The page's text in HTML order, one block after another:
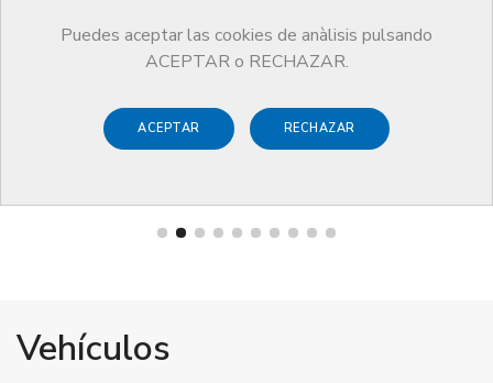
Puedes aceptar las cookies de anàlisis pulsando
ACEPTAR o RECHAZAR.
ACEPTAR RECHAZAR
Compras Ocio y Cultura Espectáculos
Vehículos